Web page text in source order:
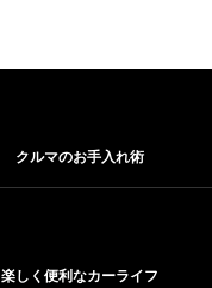
クルマのお手入れ術
楽しく便利なカーライフ